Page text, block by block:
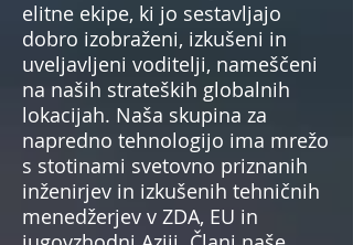
elitne ekipe, ki jo sestavljajo
dobro izobraženi, izkušeni in
uveljavljeni voditelji, nameščeni
na naših strateških globalnih
lokacijah. Naša skupina za
napredno tehnologijo ima mrežo
s stotinami svetovno priznanih
inženirjev in izkušenih tehničnih
menedžerjev v ZDA, EU in